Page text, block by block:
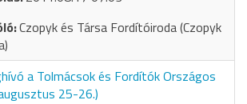
Czopyk és Társa Fordítóiroda (Czopyk
a Tolmácsok és Fordítók Országos
25-26.)